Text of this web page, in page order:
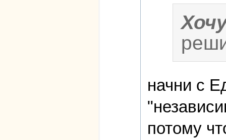
начни с
потому